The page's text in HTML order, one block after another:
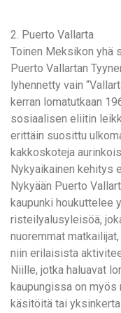
2. Puerto Vallarta
Toinen Meksikon yhä
Puerto Vallartan
lyhennetty vain
kerran lomatutkaan
sosiaalisen eliitin
erittäin suosittu
kakkoskoteja
Nykyaikainen kehitys
Nykyään Puerto
kaupunki houkuttelee
risteilyalusyleisöä,
nuoremmat
niin erilaisista
Niille, jotka haluavat
kaupungissa on
käsitöitä tai